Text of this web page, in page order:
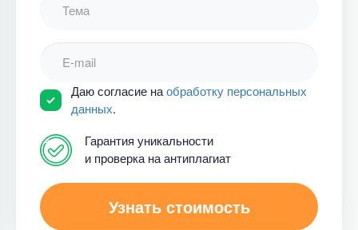
Даю согласие наобработку персональных
данных.
Гарантия уникальности
и проверка на антиплагиат
Узнать стоимость